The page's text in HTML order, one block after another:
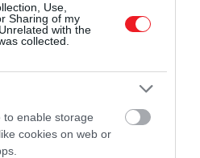
Use,
Sharing of my
with the
collected.
to enable storage
cookies on web or
mindent
amiről egy
számtalan
Azt azonban
Kidman az egyik
hozott neki,
elvállalni ezt